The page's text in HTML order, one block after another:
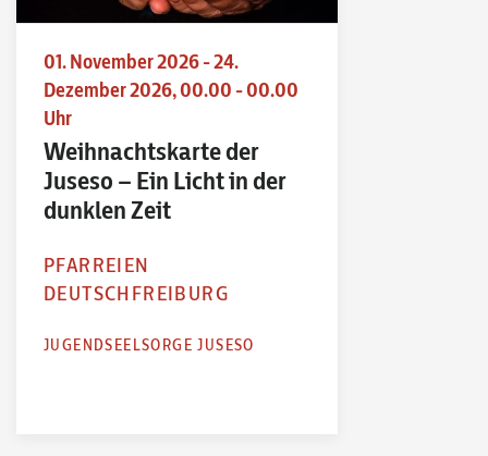
01. November 2026 - 24.
Dezember 2026, 00.00 - 00.00
Uhr
Weihnachtskarte der
Juseso – Ein Licht in der
dunklen Zeit
PFARREIEN
DEUTSCHFREIBURG
JUGENDSEELSORGE JUSESO